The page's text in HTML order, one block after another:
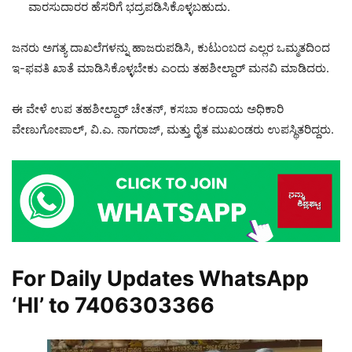
ವಾರಸುದಾರರ ಹೆಸರಿಗೆ ಭದ್ರಪಡಿಸಿಕೊಳ್ಳಬಹುದು.
ಜನರು ಅಗತ್ಯ ದಾಖಲೆಗಳನ್ನು ಹಾಜರುಪಡಿಸಿ, ಕುಟುಂಬದ ಎಲ್ಲರ ಒಮ್ಮತದಿಂದ
ಇ-ಫವತಿ ಖಾತೆ ಮಾಡಿಸಿಕೊಳ್ಳಬೇಕು ಎಂದು ತಹಶೀಲ್ದಾರ್ ಮನವಿ ಮಾಡಿದರು.
ಈ ವೇಳೆ ಉಪ ತಹಶೀಲ್ದಾರ್ ಚೇತನ್, ಕಸಬಾ ಕಂದಾಯ ಅಧಿಕಾರಿ
ವೇಣುಗೋಪಾಲ್, ವಿ.ಎ. ನಾಗರಾಜ್, ಮತ್ತು ರೈತ ಮುಖಂಡರು ಉಪಸ್ಥಿತರಿದ್ದರು.
For Daily Updates WhatsApp
‘HI’ to 7406303366